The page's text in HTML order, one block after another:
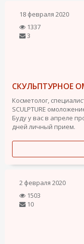
18 февраля 2020
1337
3
СКУЛЬПТУРНОЕ
Косметолог,
SCULPTURE
Буду у вас в апреле
дней личный прием.
2 февраля 2020
1503
10